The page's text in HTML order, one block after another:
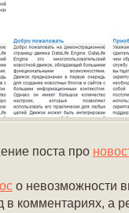
поста про
о невозможности
в комментариях, а